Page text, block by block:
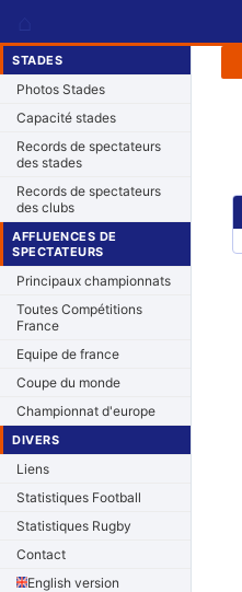
STADES
Photos Stades
Capacité stades
Records de spectateurs
des stades
Records de spectateurs
des clubs
AFFLUENCES DE
SPECTATEURS
Principaux championnats
Toutes Compétitions
France
Equipe de france
Coupe du monde
Championnat d'europe
DIVERS
Liens
Statistiques Football
Statistiques Rugby
Contact
English version